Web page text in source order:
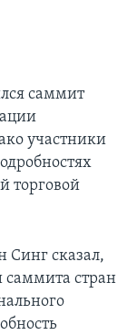
саммит
участники
торговой
сказал,
саммита стран